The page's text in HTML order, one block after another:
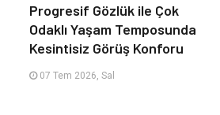
Progresif Gözlük ile Çok
Odaklı Yaşam Temposunda
Kesintisiz Görüş Konforu
07 Tem 2026, Sal